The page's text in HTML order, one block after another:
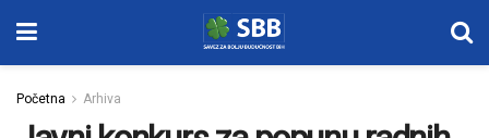
Početna Arhiva